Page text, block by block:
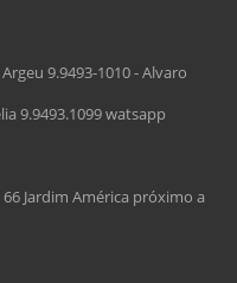
9.9493-1010 - Alvaro
9.9493.1099 watsapp
Jardim América próximo a